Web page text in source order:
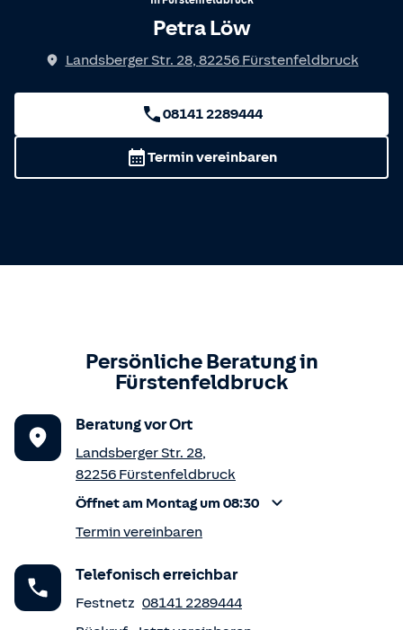
Petra Löw
Landsberger Str. 28, 82256 Fürstenfeldbruck
08141 2289444
Termin vereinbaren
Persönliche Beratung in
Fürstenfeldbruck
Beratung vor Ort
Landsberger Str. 28,
82256 Fürstenfeldbruck
Öffnet am Montag um 08:30
Termin vereinbaren
Telefonisch erreichbar
Festnetz 08141 2289444